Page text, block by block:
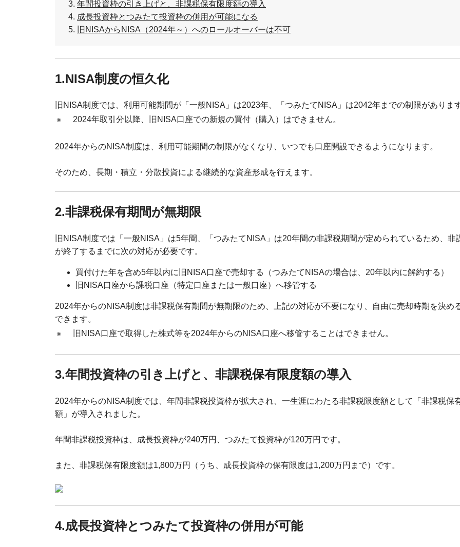
年間投資枠の引き上げと、非課税保有限度額の導入
成長投資枠とつみたて投資枠の併用が可能になる
旧NISAからNISA（2024年～）へのロールオーバーは不可
1.NISA制度の恒久化
旧NISA制度では、利用可能期間が「一般NISA」は2023年、「つみたてNISA」は2042年までの制限がありま
※
2024年取引分以降、旧NISA口座での新規の買付（購入）はできません。
2024年からのNISA制度は、利用可能期間の制限がなくなり、いつでも口座開設できるようになります。
そのため、長期・積立・分散投資による継続的な資産形成を行えます。
2.非課税保有期間が無期限
旧NISA制度では「一般NISA」は5年間、「つみたてNISA」は20年間の非課税期間が定められているため、非
が終了するまでに次の対応が必要です。
買付けた年を含め5年以内に旧NISA口座で売却する（つみたてNISAの場合は、20年以内に解約する）
旧NISA口座から課税口座（特定口座または一般口座）へ移管する
2024年からのNISA制度は非課税保有期間が無期限のため、上記の対応が不要になり、自由に売却時期を決め
できます。
※
旧NISA口座で取得した株式等を2024年からのNISA口座へ移管することはできません。
3.年間投資枠の引き上げと、非課税保有限度額の導入
2024年からのNISA制度では、年間非課税投資枠が拡大され、一生涯にわたる非課税限度額として「非課税保
額」が導入されました。
年間非課税投資枠は、成長投資枠が240万円、つみたて投資枠が120万円です。
また、非課税保有限度額は1,800万円（うち、成長投資枠の保有限度は1,200万円まで）です。
4.成長投資枠とつみたて投資枠の併用が可能